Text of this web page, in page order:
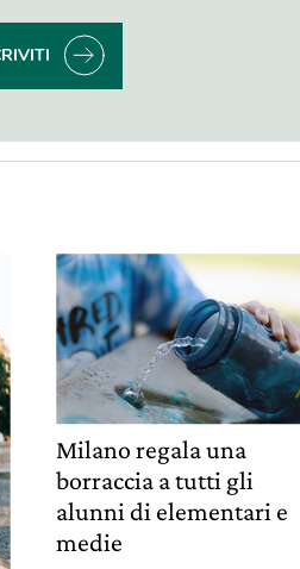
Milano regala una
borraccia a tutti gli
alunni di elementari e
medie